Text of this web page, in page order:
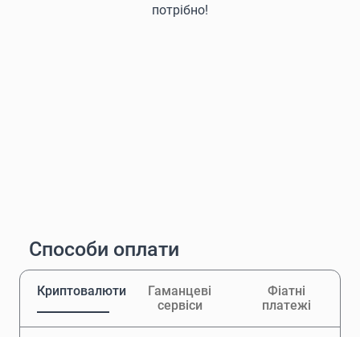
потрібно!
Способи оплати
Криптовалюти
Гаманцеві
сервіси
Фіатні
платежі